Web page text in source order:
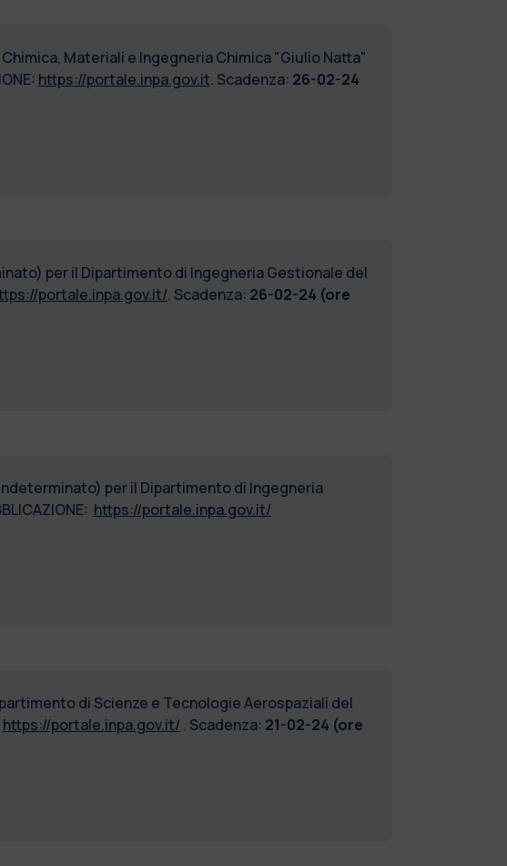
Materiali e Ingegneria Chimica "Giulio Natta"
https://portale.inpa.gov.it. Scadenza: 26-02-24
per il Dipartimento di Ingegneria Gestionale del
portale.inpa.gov.it/. Scadenza: 26-02-24 (ore
per il Dipartimento di Ingegneria
https://portale.inpa.gov.it/
di Scienze e Tecnologie Aerospaziali del
https://portale.inpa.gov.it/ . Scadenza: 21-02-24 (ore